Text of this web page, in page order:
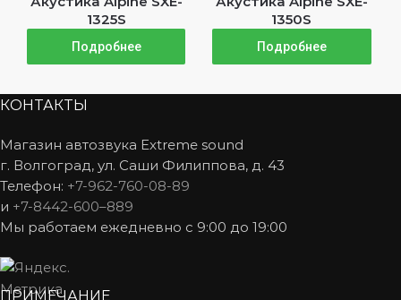
1325S
Подробнее
1350S
Подробнее
КОНТАКТЫ
Магазин автозвука Extreme sound
г. Волгоград, ул. Саши Филиппова, д. 43
Телефон: +7-962-760-08-89
и +7-8442-600–889
Мы работаем ежедневно с 9:00 до 19:00
ПРИМЕЧАНИЕ